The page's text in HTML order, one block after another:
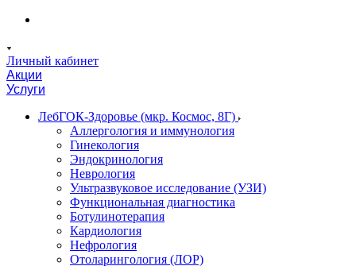
Личный кабинет
Акции
Услуги
ЛебГОК-Здоровье (мкр. Космос, 8Г)
Аллергология и иммунология
Гинекология
Эндокринология
Неврология
Ультразвуковое исследование (УЗИ)
Функциональная диагностика
Ботулинотерапия
Кардиология
Нефрология
Отоларингология (ЛОР)